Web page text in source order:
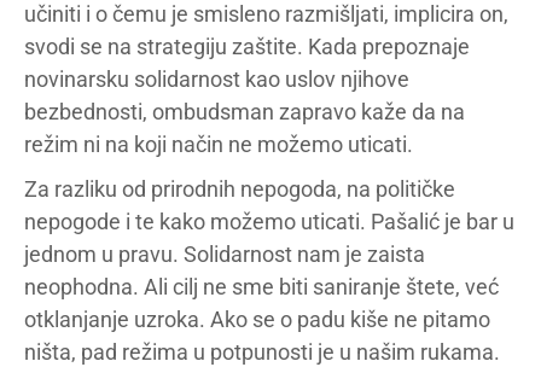
učiniti i o čemu je smisleno razmišljati, implicira on,
svodi se na strategiju zaštite. Kada prepoznaje
novinarsku solidarnost kao uslov njihove
bezbednosti, ombudsman zapravo kaže da na
režim ni na koji način ne možemo uticati.
Za razliku od prirodnih nepogoda, na političke
nepogode i te kako možemo uticati. Pašalić je bar u
jednom u pravu. Solidarnost nam je zaista
neophodna. Ali cilj ne sme biti saniranje štete, već
otklanjanje uzroka. Ako se o padu kiše ne pitamo
ništa, pad režima u potpunosti je u našim rukama.